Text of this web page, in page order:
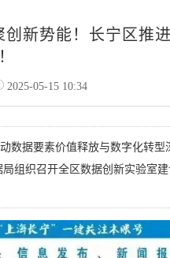
创新势能！长宁区推
2025-05-15 10:34
数据要素价值释放与数字化转型
局组织召开全区数据创新实验室